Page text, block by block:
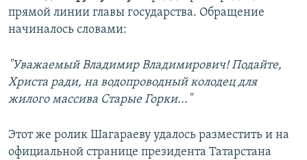
прямой линии главы государства. Обращение
начиналось словами:
"Уважаемый Владимир Владимирович! Подайте,
Христа ради, на водопроводный колодец для
жилого массива Старые Горки..."
Этот же ролик Шагараеву удалось разместить и на
официальной странице президента Татарстана